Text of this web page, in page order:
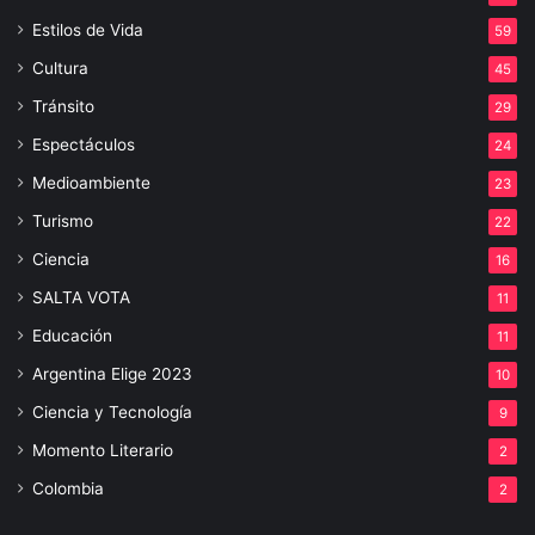
Estilos de Vida 59
Cultura 45
Tránsito 29
Espectáculos 24
Medioambiente 23
Turismo 22
Ciencia 16
SALTA VOTA 11
Educación 11
Argentina Elige 2023 10
Ciencia y Tecnología 9
Momento Literario 2
Colombia 2